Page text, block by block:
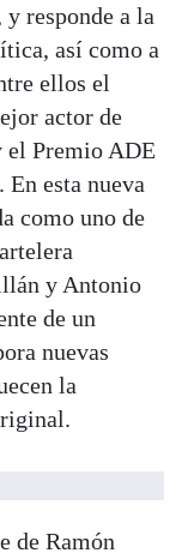
responde a la
así como a
ellos el
actor de
el Premio ADE
esta nueva
como uno de
y Antonio
de un
nuevas
la
de Ramón